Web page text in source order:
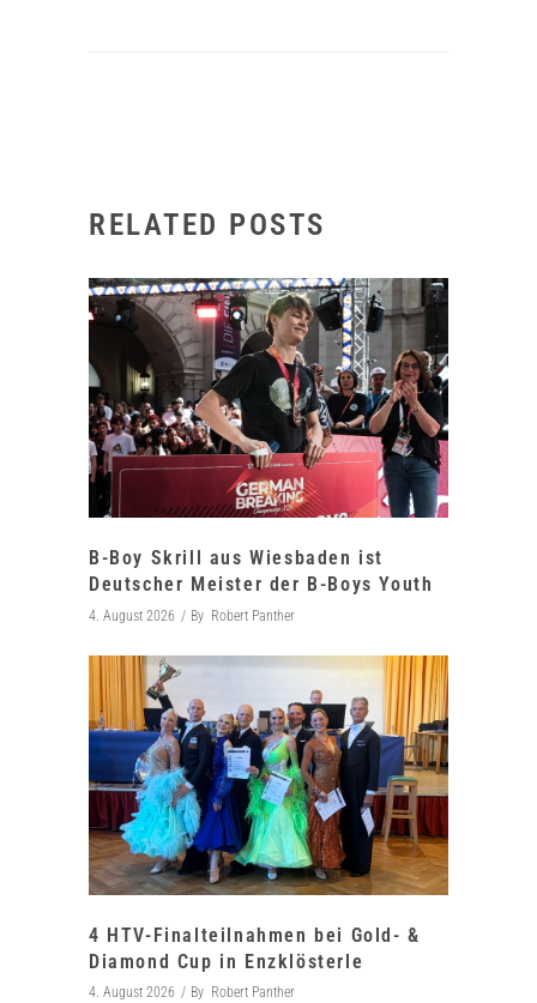
RELATED POSTS
B-Boy Skrill aus Wiesbaden ist
Deutscher Meister der B-Boys Youth
4. August 2026 By Robert Panther
4 HTV-Finalteilnahmen bei Gold- &
Diamond Cup in Enzklösterle
4. August 2026 By Robert Panther